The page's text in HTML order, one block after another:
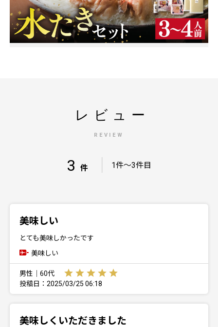
レビュー
REVIEW
3 件 1件～3件目
美味しい
とても美味しかったです
美味しい
男性｜60代
投稿日：2025/03/25 06:18
美味しくいただきました